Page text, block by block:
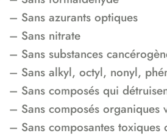
– Sans azurants optiques
– Sans nitrate
– Sans substances
– Sans alkyl, octyl, nonyl,
– Sans composés qui
– Sans composés organiques
– Sans composantes toxiques